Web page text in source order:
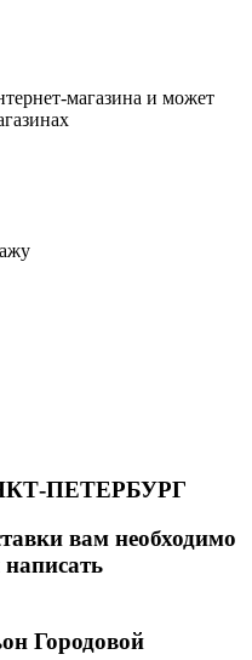
магазина и может
ПЕТЕРБУРГ
вам необходимо
написать
Городовой